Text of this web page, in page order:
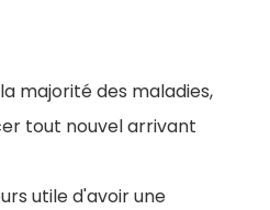
majorité des maladies,
tout nouvel arrivant
utile d'avoir une